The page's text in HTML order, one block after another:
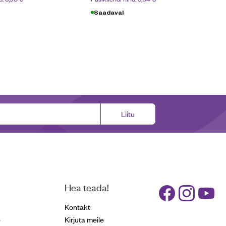
Saadaval
Liitu
Hea teada!
Kontakt
Kirjuta meile